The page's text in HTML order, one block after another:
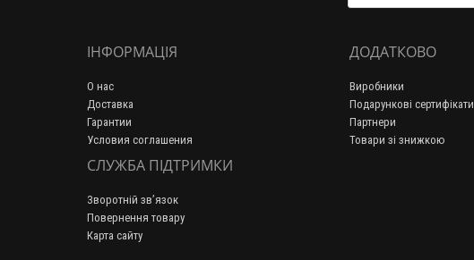
ІНФОРМАЦІЯ
О нас
Доставка
Гарантии
Условия соглашения
СЛУЖБА ПІДТРИМКИ
Зворотній зв’язок
Повернення товару
Карта сайту
ДОДАТКОВО
Виробники
Подарункові сертифікати
Партнери
Товари зі знижкою